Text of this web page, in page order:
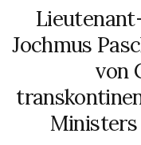
Jochmus
von